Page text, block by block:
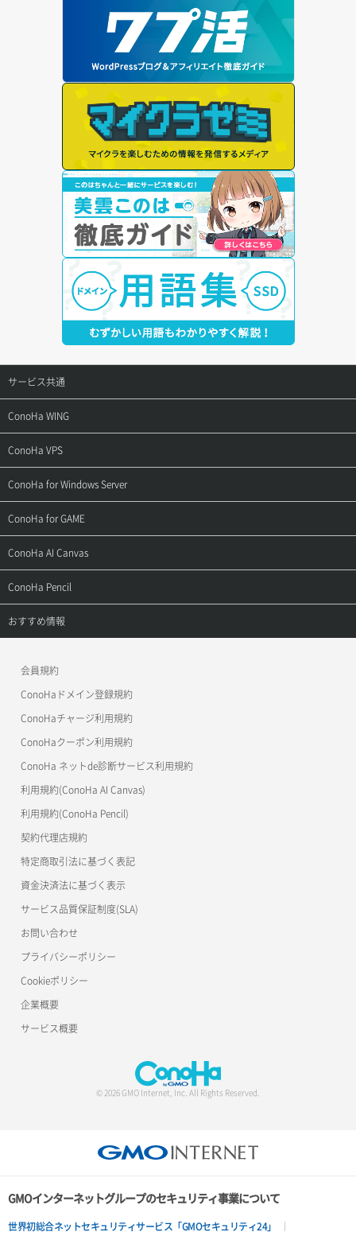
サービス共通
サポートトップ
ご契約・お支払い
用語集
お問い合わせ
ConoHa WING
サポートトップ
ご利用ガイド
お乗り換えガイド
よくある質問
ConoHa VPS
サポートトップ
ご利用ガイド
APIドキュメントVPS2.0
APIドキュメントVPS3.0
ConoHa for Windows Server
サポートトップ
ご利用ガイド
APIドキュメントVPS2.0
APIドキュメントVPS3.0
ConoHa for GAME
サポートトップ
ご利用ガイド
ConoHa AI Canvas
サポートトップ
ご利用ガイド
ConoHa Pencil
サポートトップ
おすすめ情報
美雲このは徹底ガイド
会員規約
ConoHaドメイン登録規約
ConoHaチャージ利用規約
ConoHaクーポン利用規約
ConoHa ネットde診断サービス利用規約
利用規約(ConoHa AI Canvas)
利用規約(ConoHa Pencil)
契約代理店規約
特定商取引法に基づく表記
資金決済法に基づく表示
サービス品質保証制度(SLA)
お問い合わせ
プライバシーポリシー
Cookieポリシー
企業概要
サービス概要
© 2026 GMO Internet, Inc. All Rights Reserved.
GMOインターネットグループのセキュリティ事業について
世界初総合ネットセキュリティサービス「GMOセキュリティ24」